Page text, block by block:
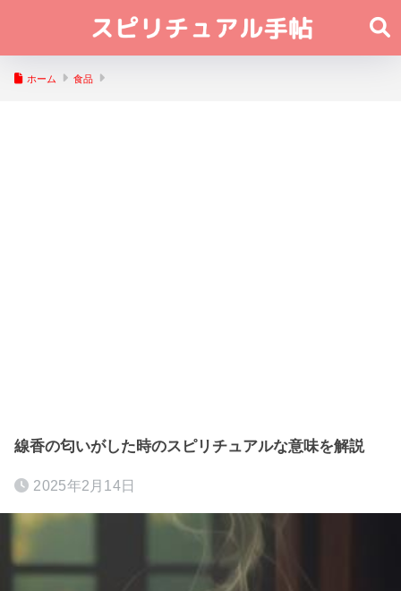
ホーム 食品
線香の匂いがした時のスピリチュアルな意味を解説
2025年2月14日